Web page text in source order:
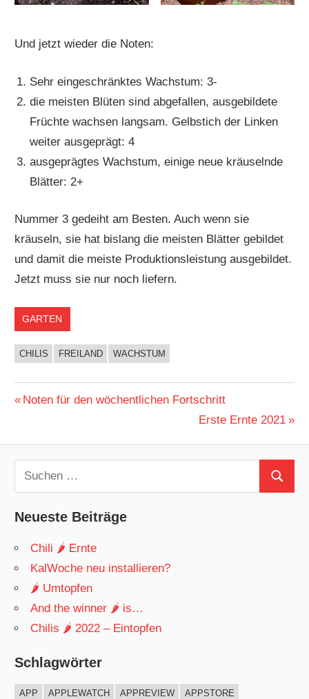
Und jetzt wieder die Noten:
Sehr eingeschränktes Wachstum: 3-
die meisten Blüten sind abgefallen, ausgebildete
Früchte wachsen langsam. Gelbstich der Linken
weiter ausgeprägt: 4
ausgeprägtes Wachstum, einige neue kräuselnde
Blätter: 2+
Nummer 3 gedeiht am Besten. Auch wenn sie
kräuseln, sie hat bislang die meisten Blätter gebildet
und damit die meiste Produktionsleistung ausgebildet.
Jetzt muss sie nur noch liefern.
GARTEN
CHILIS FREILAND WACHSTUM
Beitragsnavigation
Vorheriger
Noten für den wöchentlichen Fortschritt
Nächster
Erste Ernte 2021
Suchen
nach:
Suchen
Neueste Beiträge
Chili 🌶 Ernte
KalWoche neu installieren?
🌶 Umtopfen
And the winner 🌶 is…
Chilis 🌶 2022 – Eintopfen
Schlagwörter
APP APPLEWATCH APPREVIEW
APPSTORE